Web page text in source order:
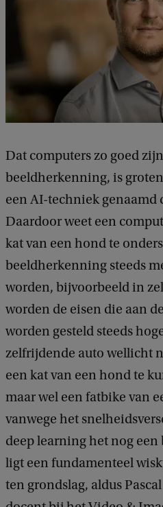
Dat computers zo goed
beeldherkenning, is
een AI-techniek genaamd
Daardoor weet een
kat van een hond te
beeldherkenning steeds
worden, bijvoorbeeld in
worden de eisen die aan
worden gesteld steeds
zelfrijdende auto wellicht
een kat van een hond te
maar wel een fatbike van
vanwege het
deep learning het nog een
ligt een fundamenteel
ten grondslag, aldus